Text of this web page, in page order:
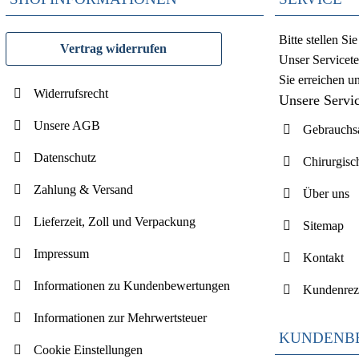
Vertrag widerrufen
Widerrufsrecht
Unsere AGB
Datenschutz
Zahlung & Versand
Lieferzeit, Zoll und Verpackung
Impressum
Informationen zu Kundenbewertungen
Informationen zur Mehrwertsteuer
Cookie Einstellungen
Bitte stellen
Unser
Sie erreichen
Unsere
Über uns
Sitemap
Kontakt